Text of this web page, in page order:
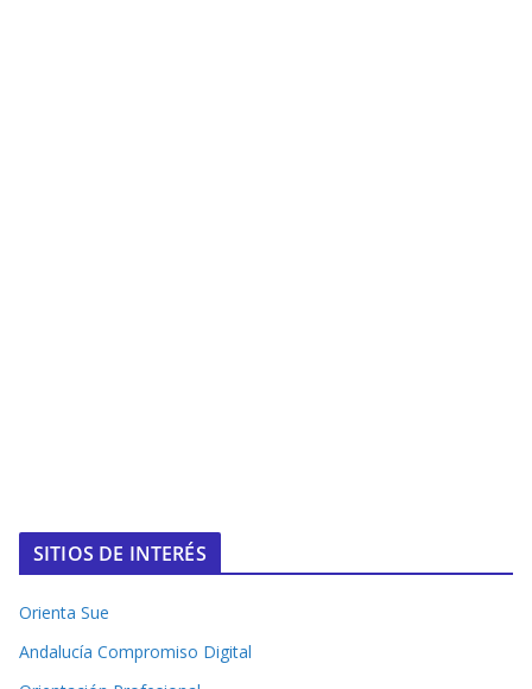
SITIOS DE INTERÉS
Orienta Sue
Andalucía Compromiso Digital